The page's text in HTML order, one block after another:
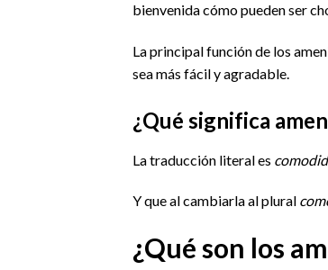
bienvenida cómo pueden ser
La principal función de los
sea más fácil y agradable.
¿Qué significa
La traducción literal es
Y que al cambiarla al plural
¿Qué son los